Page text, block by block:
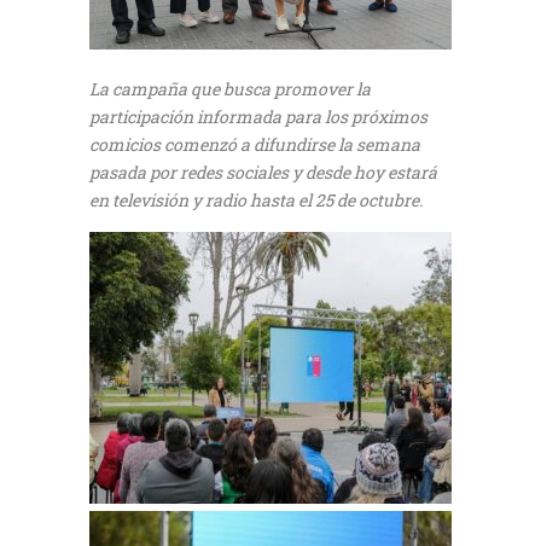
La campaña que busca promover la
participación informada para los próximos
comicios comenzó a difundirse la semana
pasada por redes sociales y desde hoy estará
en televisión y radio hasta el 25 de octubre.